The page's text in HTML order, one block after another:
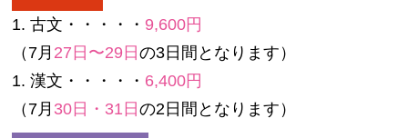
1. 古文・・・・・ 9,600円
（7月 27日〜29日の3日間となります）
1. 漢文・・・・・ 6,400円
（7月 30日・31日の2日間となります）